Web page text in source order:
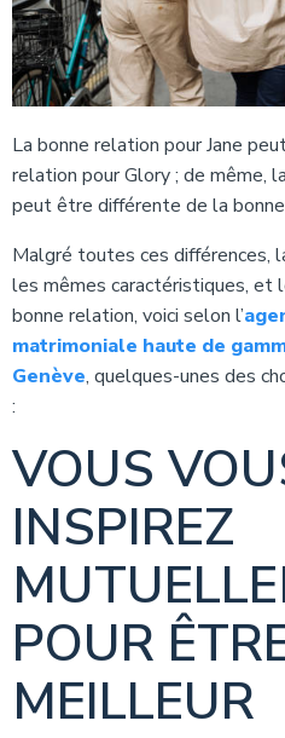
La bonne relation pour Jane
relation pour Glory ; de même,
peut être différente de la
Malgré toutes ces différences,
les mêmes caractéristiques, et
bonne relation, voici selon l’
matrimoniale haute de
Genève, quelques-unes des
:
VOUS
INSPIREZ
POUR
MEILLEUR